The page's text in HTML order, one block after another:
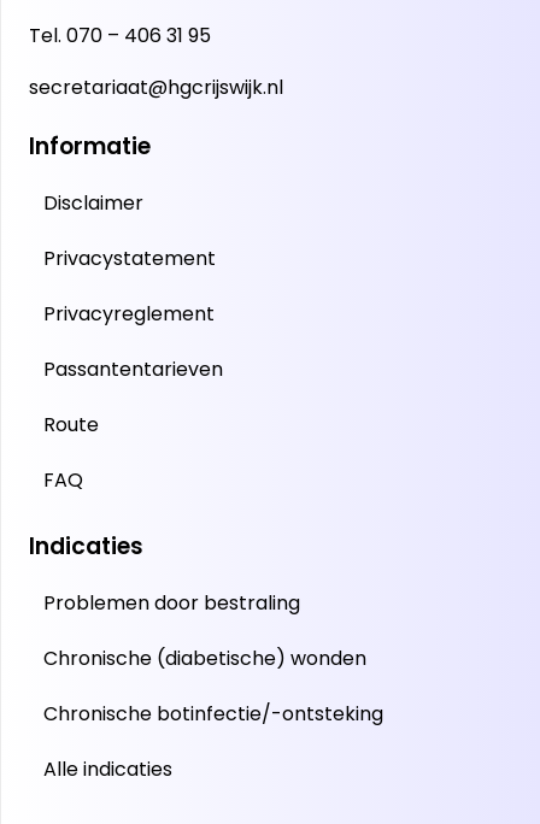
Tel. 070 – 406 31 95
secretariaat@hgcrijswijk.nl
Informatie
Disclaimer
Privacystatement
Privacyreglement
Passantentarieven
Route
FAQ
Indicaties
Problemen door bestraling
Chronische (diabetische) wonden
Chronische botinfectie/-ontsteking
Alle indicaties